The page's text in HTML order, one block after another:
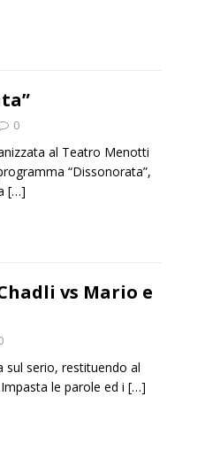
0
al Teatro Menotti
“Dissonorata”,
[…]
vs Mario e
sul serio, restituendo al
le parole ed i […]